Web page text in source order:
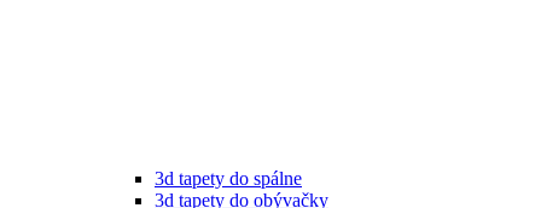
3d tapety do spálne
3d tapety do obývačky